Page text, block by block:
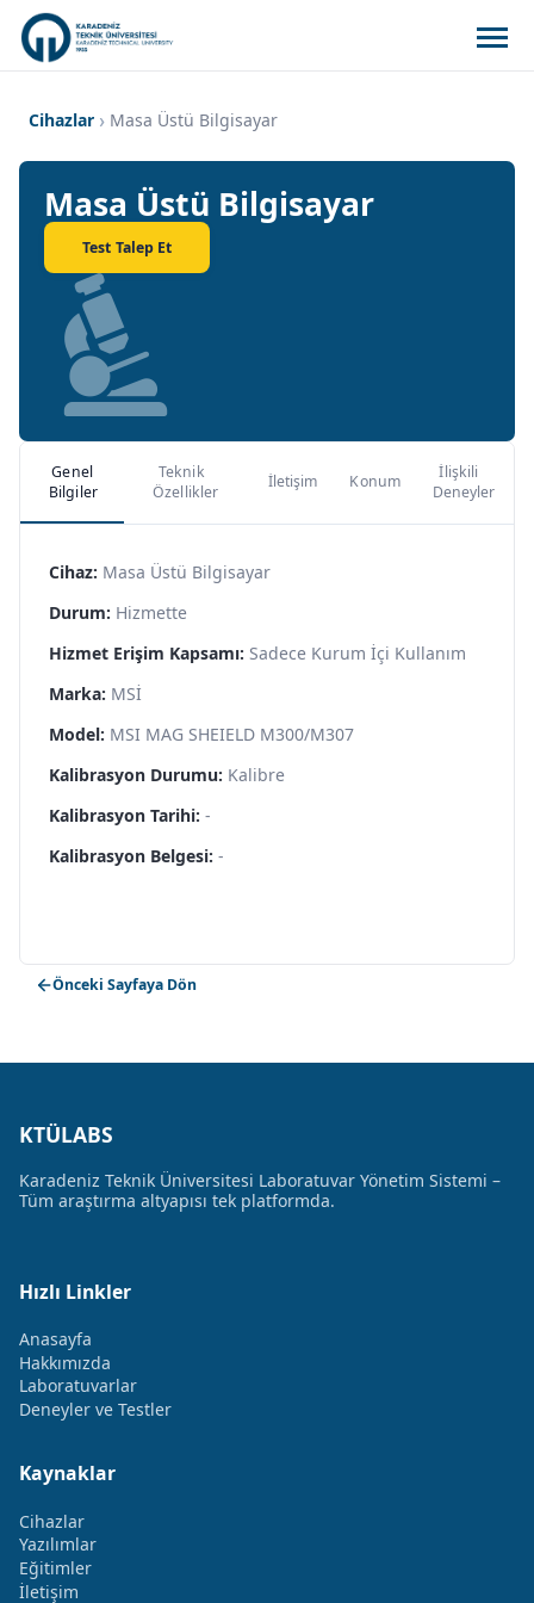
Cihazlar Masa Üstü Bilgisayar
Masa Üstü Bilgisayar
Test Talep Et
Genel
Bilgiler
Teknik
Özellikler
İletişim Konum
İlişkili
Deneyler
Cihaz: Masa Üstü Bilgisayar
Durum: Hizmette
Hizmet Erişim Kapsamı: Sadece Kurum İçi Kullanım
Marka: MSİ
Model: MSI MAG SHEIELD M300/M307
Kalibrasyon Durumu: Kalibre
Kalibrasyon Tarihi: -
Kalibrasyon Belgesi: -
Önceki Sayfaya Dön
KTÜLABS
Karadeniz Teknik Üniversitesi Laboratuvar Yönetim Sistemi –
Tüm araştırma altyapısı tek platformda.
Hızlı Linkler
Anasayfa
Hakkımızda
Laboratuvarlar
Deneyler ve Testler
Kaynaklar
Cihazlar
Yazılımlar
Eğitimler
İletişim